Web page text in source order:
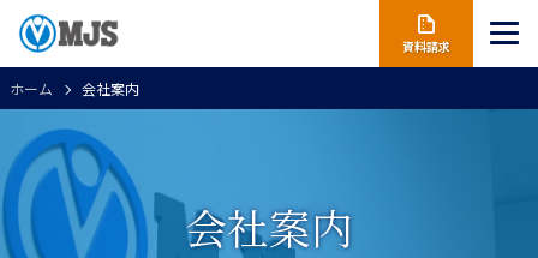
資料請求
ホーム 会社案内
会社案内